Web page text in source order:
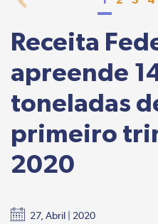
Receita
apreende
toneladas
primeiro
2020
27, Abril | 2020